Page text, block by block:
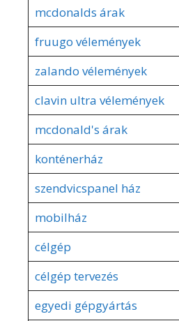
mcdonalds árak
fruugo vélemények
zalando vélemények
clavin ultra vélemények
mcdonald's árak
konténerház
szendvicspanel ház
mobilház
célgép
célgép tervezés
egyedi gépgyártás